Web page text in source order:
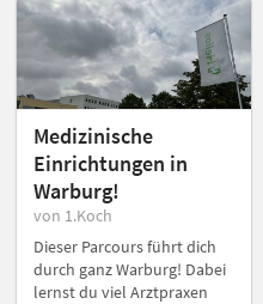
Medizinische
Einrichtungen in
Warburg!
von 1.Koch
Dieser Parcours führt dich
durch ganz Warburg! Dabei
lernst du viel Arztpraxen